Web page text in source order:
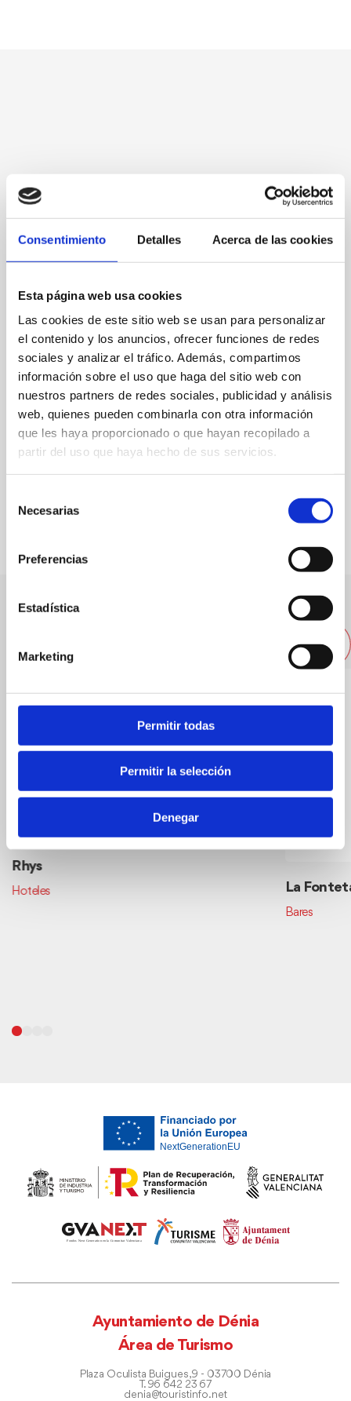
Consentimiento Detalles Acerca de las cookies
Esta página web usa cookies
Las cookies de este sitio web se usan para personalizar
el contenido y los anuncios, ofrecer funciones de redes
sociales y analizar el tráfico. Además, compartimos
información sobre el uso que haga del sitio web con
nuestros partners de redes sociales, publicidad y análisis
web, quienes pueden combinarla con otra información
que les haya proporcionado o que hayan recopilado a
partir del uso que haya hecho de sus servicios.
Necesarias
Preferencias
Estadística
Marketing
Permitir todas
Permitir la selección
Denegar
96 6423510
Web
Especialidad: Paellas
Capacidad:50
Otros restaurantes cercanos
Rhys
Hoteles La
Bares
Ayuntamiento de Dénia
Área de Turismo
Plaza Oculista Buigues, 9 - 03700 Dénia
T. 96 642 23 67
denia@touristinfo.net